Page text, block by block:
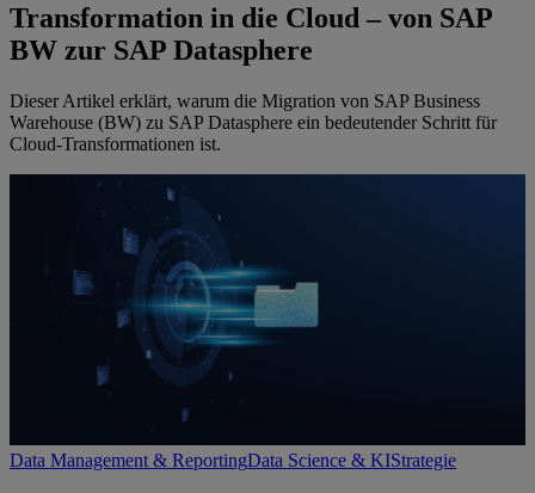
Transformation in die Cloud – von SAP
BW zur SAP Datasphere
Dieser Artikel erklärt, warum die Migration von SAP Business
Warehouse (BW) zu SAP Datasphere ein bedeutender Schritt für
Cloud-Transformationen ist.
Data Management & ReportingData Science & KIStrategie